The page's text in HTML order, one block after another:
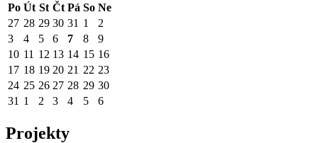
Po Út St Čt Pá So Ne
27 28 29 30 31 1
2
3
4 5 6 7 8
9
10 11 12 13 14 15 16
17 18 19 20 21 22 23
24 25 26 27 28 29 30
31 1 2 3 4 5 6
Projekty